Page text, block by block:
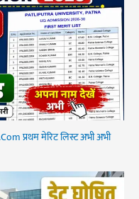
प्रथम मेरिट लिस्ट अभी अभी